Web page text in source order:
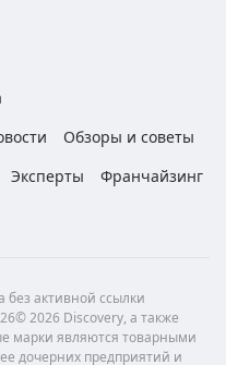
Обзоры и советы
Эксперты
Франчайзинг
без активной ссылки
2026 Discovery, а также
марки являются товарными
дочерних предприятий и